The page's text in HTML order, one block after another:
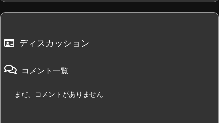
ディスカッション
コメント一覧
まだ、コメントがありません